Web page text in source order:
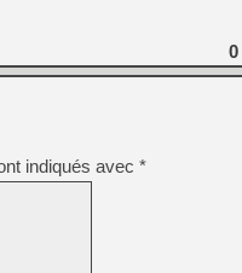
[GK] Mistfall Hunter : déjà
[GK] Wo Long 2 évolue
[GK] Crossfire : un TPS à
[LS] [PS5] Premiers
[Mo5] DOOM arrive en
[GK] Bethesda fête les 30
[GK] Roblox : l'action en
0
indiqués avec *